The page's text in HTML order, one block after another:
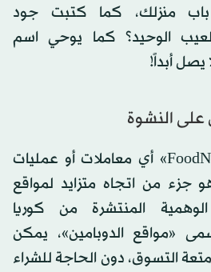
منزلك، كما كتبت جود
الوحيد؟ كما يوحي اسم
يصل أبداً!
النشوة
لا يُجري «FoodNeverComes» أي معاملات أو عمليات
جزء من اتجاه متزايد لمواقع
المنتشرة من كوريا
«مواقع الدوبامين»، يمكن
التسوق، دون الحاجة للشراء